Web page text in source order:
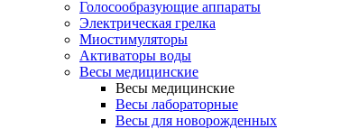
Голосообразующие аппараты
Электрическая грелка
Миостимуляторы
Активаторы воды
Весы медицинские
Весы медицинские
Весы лабораторные
Весы для новорожденных